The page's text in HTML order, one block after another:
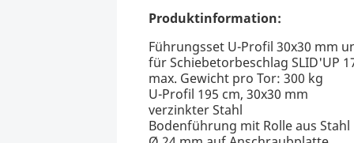
Produktinformation:
Führungsset U-Profil 30x30 mm
für Schiebetorbeschlag SLID'UP
max. Gewicht pro Tor: 300 kg
U-Profil 195 cm, 30x30 mm
verzinkter Stahl
Bodenführung mit Rolle aus Stahl